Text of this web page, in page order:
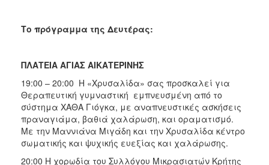
Το πρόγραμμα της Δευτέρας:
ΠΛΑΤΕΙΑ ΑΓΙΑΣ ΑΙΚΑΤΕΡΙΝΗΣ
19:00 – 20:00 Η «Χρυσαλίδα» σας προσκαλεί για
Θεραπευτική γυμναστική εμπνευσμένη από το
σύστημα ΧΑΘΑ Γιόγκα, με αναπνευστικές ασκήσεις
πραναγιάμα, βαθιά χαλάρωση, και οραματισμό.
Με την Μαννιάνα Μιγάδη και την Χρυσαλίδα κέντρο
σωματικής και ψυχικής ευεξίας και χαλάρωσης.
20:00 Η χορωδία του Συλλόγου Μικρασιατών Κρήτης